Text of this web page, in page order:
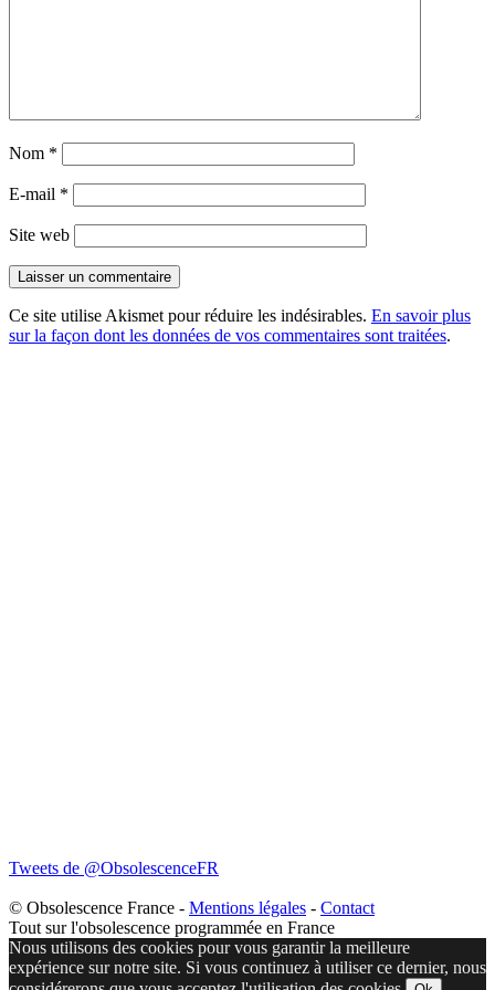
Nom *
E-mail *
Site web
Ce site utilise Akismet pour réduire les indésirables. En savoir plus
sur la façon dont les données de vos commentaires sont traitées.
Tweets de @ObsolescenceFR
© Obsolescence France - Mentions légales - Contact
Tout sur l'obsolescence programmée en France
Nous utilisons des cookies pour vous garantir la meilleure
expérience sur notre site. Si vous continuez à utiliser ce dernier, nous